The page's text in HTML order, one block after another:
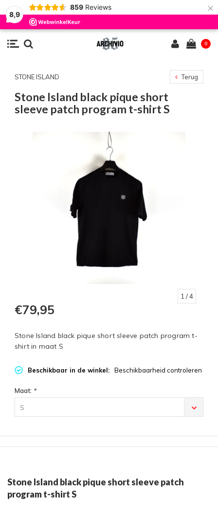
8,9
859 Reviews ×
0
STONE ISLAND Terug
Stone Island black pique short
sleeve patch program t-shirt S
1 / 4
€79,95
Stone Island black pique short sleeve patch program t-
shirt in maat S
Beschikbaar in de winkel: Beschikbaarheid controleren
Maat: *
S
Stone Island black pique short sleeve patch
program t-shirt S